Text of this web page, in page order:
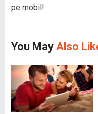
pe mobil!
You May Also